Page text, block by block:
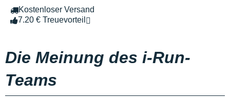
Kostenloser Versand
7.20 € Treuevorteil
Die Meinung des i-Run-
Teams